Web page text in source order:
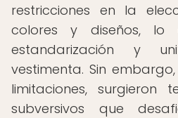
restricciones en la
colores y diseños,
estandarización y
vestimenta. Sin
limitaciones, surgieron
subversivos que